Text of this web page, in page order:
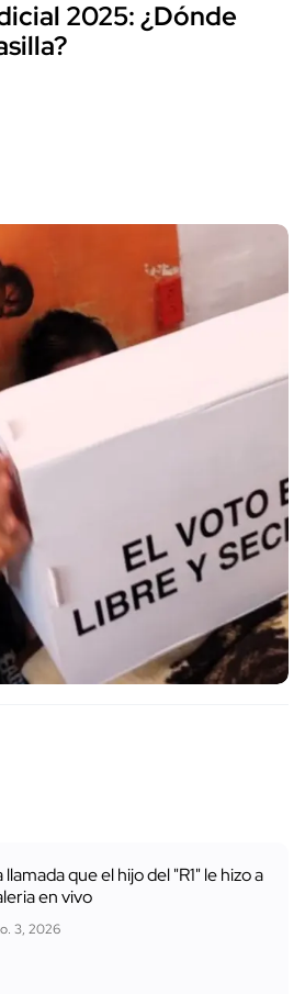
2025: ¿Dónde
llamada que el hijo del "R1" le hizo a
en vivo
3, 2026